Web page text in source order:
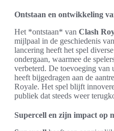
Ontstaan en ontwikkeling
Het *ontstaan* van Clash
mijlpaal in de geschiedenis van
lancering heeft het spel
ondergaan, waarmee de
verbeterd. De toevoeging van
heeft bijgedragen aan de
Royale. Het spel blijft
publiek dat steeds weer
Supercell en zijn impact op